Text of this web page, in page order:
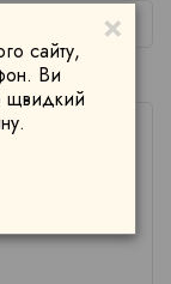
×
сайту,
Ви
щвидкий